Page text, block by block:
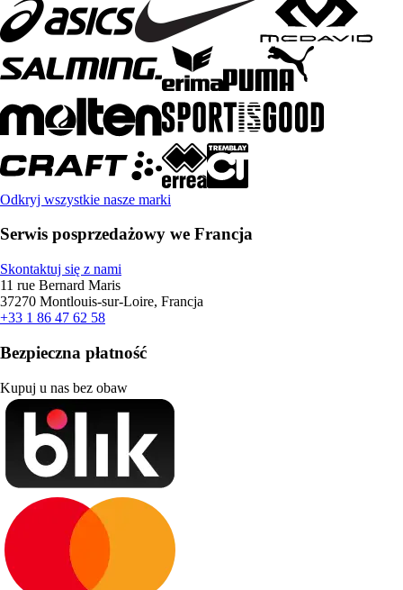
Odkryj wszystkie nasze marki
Serwis posprzedażowy we Francja
Skontaktuj się z nami
11 rue Bernard Maris
37270 Montlouis-sur-Loire, Francja
+33 1 86 47 62 58
Bezpieczna płatność
Kupuj u nas bez obaw